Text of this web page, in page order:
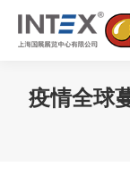
疫情全球